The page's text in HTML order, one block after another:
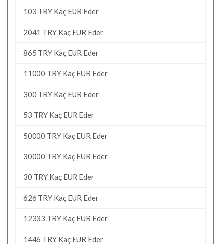
103 TRY Kaç EUR Eder
2041 TRY Kaç EUR Eder
865 TRY Kaç EUR Eder
11000 TRY Kaç EUR Eder
300 TRY Kaç EUR Eder
53 TRY Kaç EUR Eder
50000 TRY Kaç EUR Eder
30000 TRY Kaç EUR Eder
30 TRY Kaç EUR Eder
626 TRY Kaç EUR Eder
12333 TRY Kaç EUR Eder
1446 TRY Kaç EUR Eder